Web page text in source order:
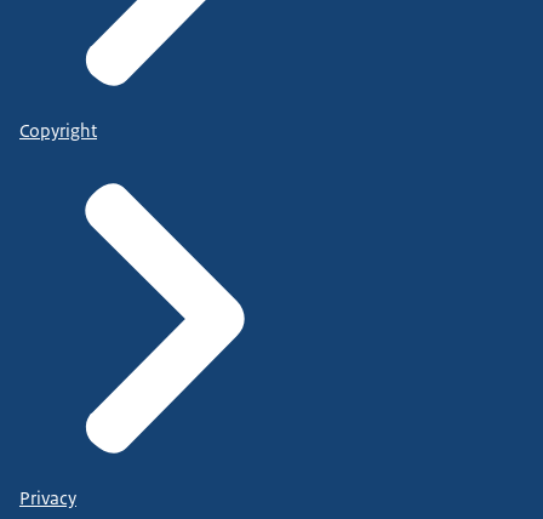
Copyright
Privacy